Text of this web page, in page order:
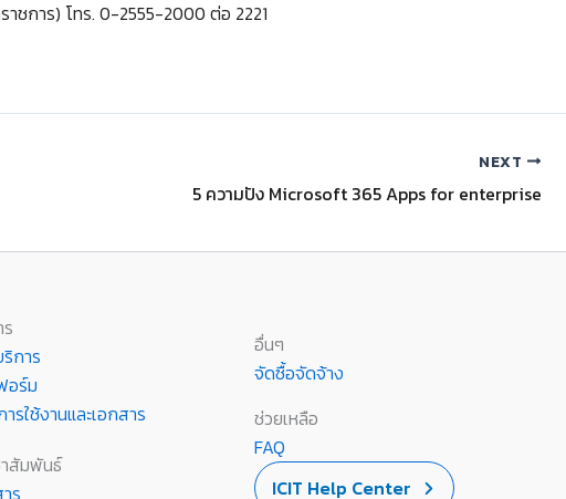
าชการ) โทร. 0-2555-2000 ต่อ 2221
NEXT
5 ความปัง Microsoft 365 Apps for enterprise
การ
อร์ม
รใช้งานและเอกสาร
สัมพันธ์
ร
อื่นๆ
จัดซื้อจัดจ้าง
ช่วยเหลือ
FAQ
ICIT Help Center